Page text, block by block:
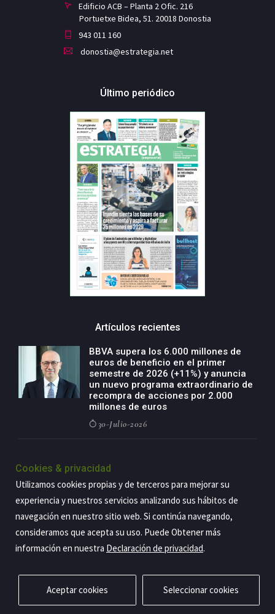
Edificio ACB – Planta 2 Ofic. 216
Portuetxe Bidea, 51. 20018 Donostia
943 011 160
donostia@estrategia.net
Último periódico
Artículos recientes
BBVA supera los 6.000 millones de
euros de beneficio en el primer
semestre de 2026 (+11%) y anuncia
un nuevo programa extraordinario de
recompra de acciones por 2.000
millones de euros
30-Julio-2026
negocio agro con un modelo global
países
29-Julio-2026
Privacidad Aviso legal Política de cookies Contacto
Cookies & privacidad
Utilizamos cookies propias y de terceros para mejorar su
experiencia y nuestros servicios analizando sus hábitos de
navegación en nuestro sitio web. Si continúa navegando,
consideramos que acepta su uso. Puede Obtener más
información en nuestra Declaración de privacidad.
Aceptar cookies Seleccionar cookies